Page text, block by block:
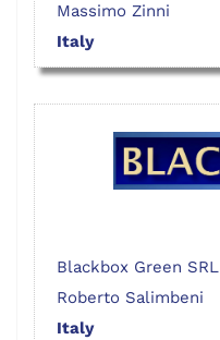
Massimo Zinni
Italy
Blackbox Green SRL
Roberto Salimbeni
Italy